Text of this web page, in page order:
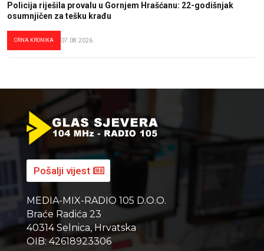
Policija riješila provalu u Gornjem Hrašćanu: 22-godišnjak
osumnjičen za tešku krađu
CRNA KRONIKA 07.08.2026.
Pošalji vijest
MEDIA-MIX-RADIO 105 D.O.O.
Braće Radića 23
40314 Selnica, Hrvatska
OIB: 42618923306